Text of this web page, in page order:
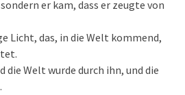
er kam, dass er zeugte von
Licht, das, in die Welt kommend,
die Welt wurde durch ihn, und die